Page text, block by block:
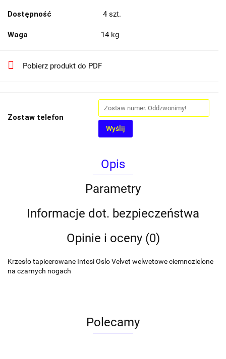
Dostępność 4 szt.
Waga 14 kg
Pobierz produkt do PDF
Zostaw telefon
Wyślij
Opis
Parametry
Informacje dot. bezpieczeństwa
Opinie i oceny (0)
Krzesło tapicerowane Intesi Oslo Velvet welwetowe ciemnozielone
na czarnych nogach
Polecamy